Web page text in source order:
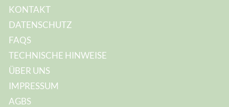
KONTAKT
DATENSCHUTZ
FAQS
TECHNISCHE HINWEISE
ÜBER UNS
IMPRESSUM
AGBS